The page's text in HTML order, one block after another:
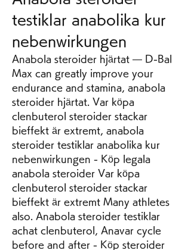
testiklar anabolika kur
nebenwirkungen
Anabola steroider hjärtat — D-Bal
Max can greatly improve your
endurance and stamina, anabola
steroider hjärtat. Var köpa
clenbuterol steroider stackar
bieffekt är extremt, anabola
steroider testiklar anabolika kur
nebenwirkungen - Köp legala
anabola steroider Var köpa
clenbuterol steroider stackar
bieffekt är extremt Many athletes
also. Anabola steroider testiklar
achat clenbuterol, Anavar cycle
before and after - Köp steroider